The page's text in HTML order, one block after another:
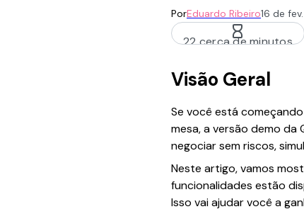
PorEduardo Ribeiro16 de
22 cerca de minutos
Visão Geral
Se você está
mesa, a versão demo da
negociar sem riscos,
Neste artigo, vamos
funcionalidades estão
Isso vai ajudar você a